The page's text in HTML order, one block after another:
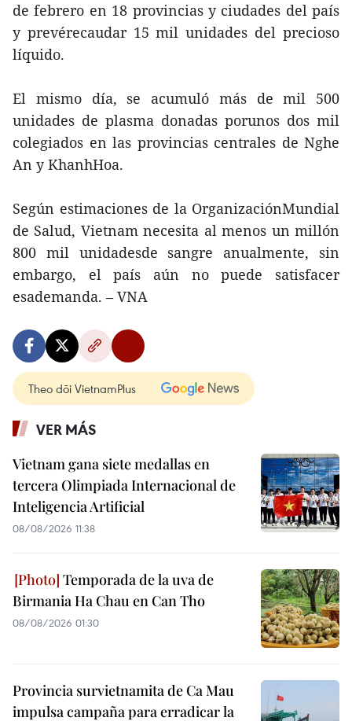
de febrero en 18 provincias y ciudades del país
y prevérecaudar 15 mil unidades del precioso
líquido.
El mismo día, se acumuló más de mil 500
unidades de plasma donadas porunos dos mil
colegiados en las provincias centrales de Nghe
An y KhanhHoa.
Según estimaciones de la OrganizaciónMundial
de Salud, Vietnam necesita al menos un millón
800 mil unidadesde sangre anualmente, sin
embargo, el país aún no puede satisfacer
esademanda. – VNA
Theo dõi VietnamPlus
VER MÁS
Vietnam gana siete medallas en
tercera Olimpiada Internacional de
Inteligencia Artificial
08/08/2026 11:38
Temporada de la uva de
Birmania Ha Chau en Can Tho
08/08/2026 01:30
Provincia survietnamita de Ca Mau
impulsa campaña para erradicar la